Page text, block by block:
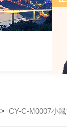
>CY-C-M0007小